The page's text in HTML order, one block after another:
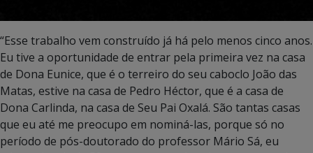
“Esse trabalho vem construído já há pelo menos cinco anos.
Eu tive a oportunidade de entrar pela primeira vez na casa
de Dona Eunice, que é o terreiro do seu caboclo João das
Matas, estive na casa de Pedro Héctor, que é a casa de
Dona Carlinda, na casa de Seu Pai Oxalá. São tantas casas
que eu até me preocupo em nominá-las, porque só no
período de pós-doutorado do professor Mário Sá, eu